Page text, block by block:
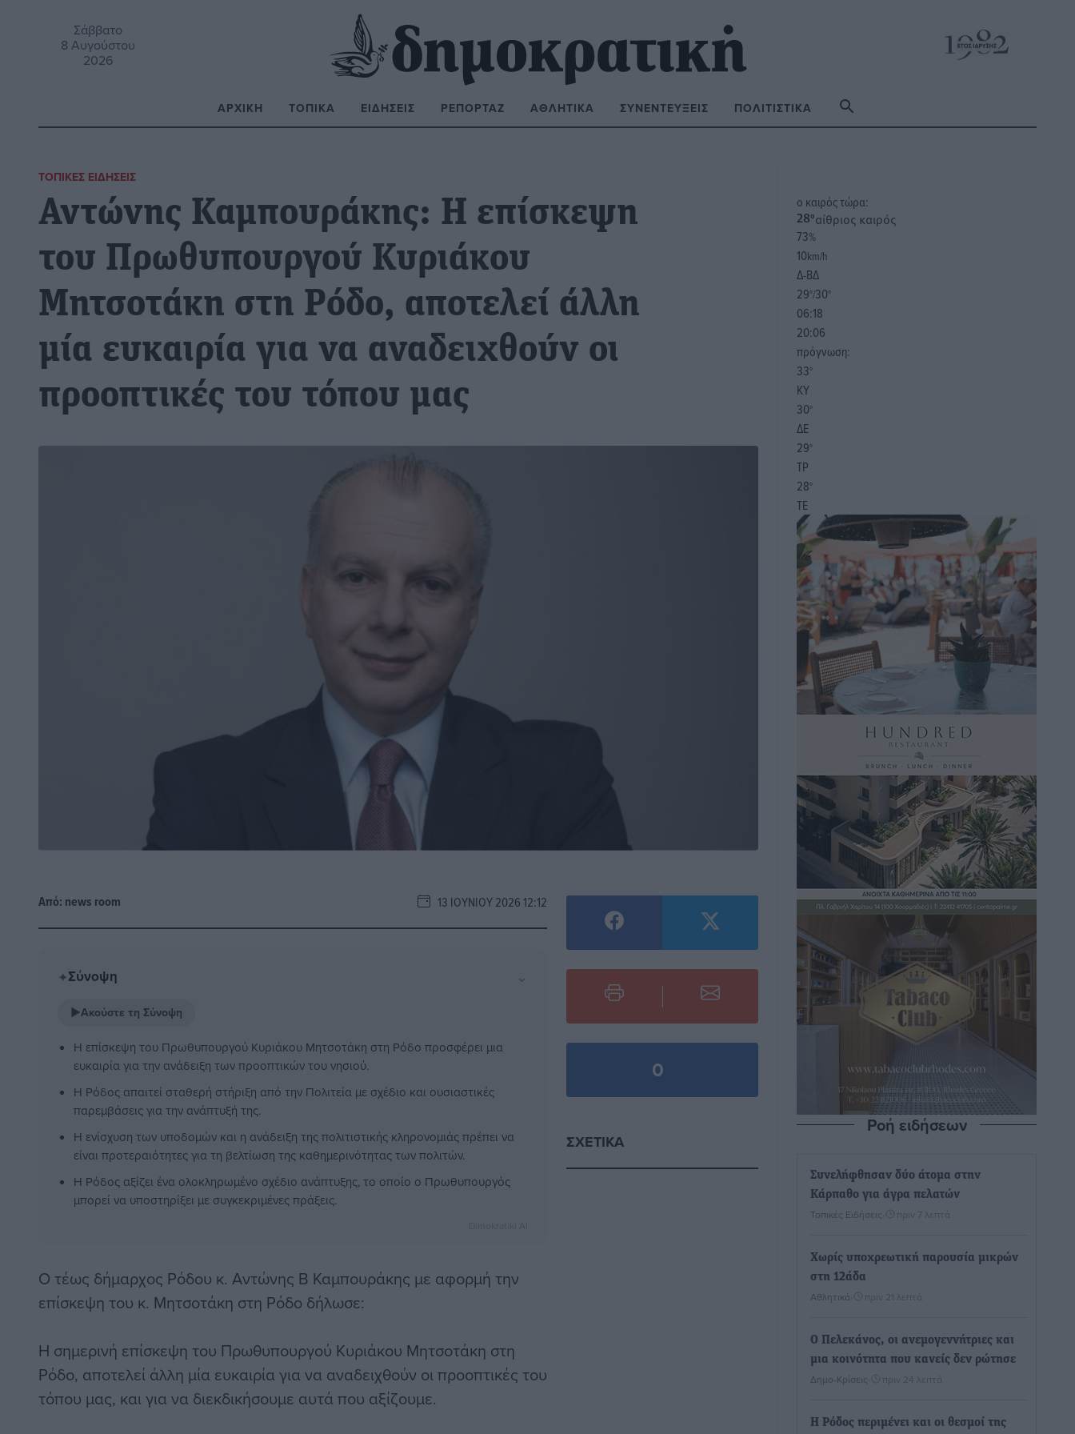
Σάββατο
8 Αυγούστου
2026
ΑΡΧΙΚΉ ΤΟΠΙΚΆ ΕΙΔΉΣΕΙΣ ΡΕΠΟΡΤΆΖ ΑΘΛΗΤΙΚΆ ΣΥΝΕΝΤΕΎΞΕΙΣ ΠΟΛΙΤΙΣΤΙΚΆ
ΤΟΠΙΚΈΣ ΕΙΔΉΣΕΙΣ
Αντώνης Καμπουράκης: Η επίσκεψη
του Πρωθυπουργού Κυριάκου
Μητσοτάκη στη Ρόδο, αποτελεί άλλη
μία ευκαιρία για να αναδειχθούν οι
προοπτικές του τόπου μας
Από: news room 13 ΙΟΥΝΊΟΥ 2026 12:12
✦Σύνοψη ⌄
▶Ακούστε τη Σύνοψη
Η επίσκεψη του Πρωθυπουργού Κυριάκου Μητσοτάκη στη Ρόδο προσφέρει μια
ευκαιρία για την ανάδειξη των προοπτικών του νησιού.
Η Ρόδος απαιτεί σταθερή στήριξη από την Πολιτεία με σχέδιο και ουσιαστικές
παρεμβάσεις για την ανάπτυξή της.
Η ενίσχυση των υποδομών και η ανάδειξη της πολιτιστικής κληρονομιάς πρέπει να
είναι προτεραιότητες για τη βελτίωση της καθημερινότητας των πολιτών.
Η Ρόδος αξίζει ένα ολοκληρωμένο σχέδιο ανάπτυξης, το οποίο ο Πρωθυπουργός
μπορεί να υποστηρίξει με συγκεκριμένες πράξεις.
Ο τέως δήμαρχος Ρόδου κ. Αντώνης Β Καμπουράκης με αφορμή την
επίσκεψη του κ. Μητσοτάκη στη Ρόδο δήλωσε:
Η σημερινή επίσκεψη του Πρωθυπουργού Κυριάκου Μητσοτάκη στη
Ρόδο, αποτελεί άλλη μία ευκαιρία για να αναδειχθούν οι προοπτικές του
τόπου μας, και για να διεκδικήσουμε αυτά που αξίζουμε.
0
ΣΧΕΤΙΚΆ
o καιρός τώρα:
28°αίθριος καιρός
73%
10km/h
Δ-ΒΔ
29°/30°
06:18
20:06
πρόγνωση:
33°
ΚΥ
30°
ΔΕ
29°
ΤΡ
28°
ΤΕ
Ροή ειδήσεων
Συνελήφθησαν δύο άτομα στην
Κάρπαθο για άγρα πελατών
Τοπικές Ειδήσεις πριν 7 λεπτά
Χωρίς υποχρεωτική παρουσία μικρών
στη 12άδα
Αθλητικά πριν 21 λεπτά
Ο Πελεκάνος, οι ανεμογεννήτριες και
μια κοινότητα που κανείς δεν ρώτησε
Δημο-Κρίσεις πριν 24 λεπτά
Η Ρόδος περιμένει και οι θεσμοί της